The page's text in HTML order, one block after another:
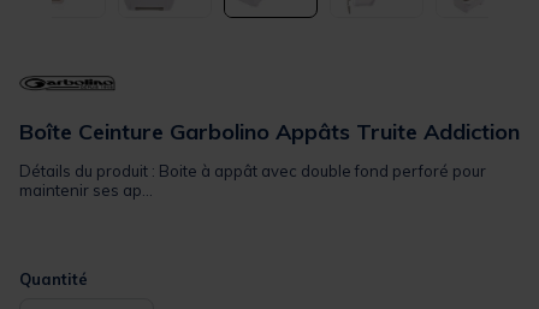
Boîte Ceinture Garbolino Appâts Truite Addiction
Détails du produit : Boite à appât avec double fond perforé pour
maintenir ses ap...
Quantité